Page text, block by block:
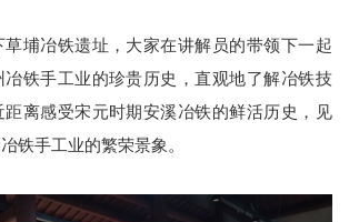
草埔冶铁遗址，大家在讲解员的带领下一起
铁手工业的珍贵历史，直观地了解冶铁技
离感受宋元时期安溪冶铁的鲜活历史，见
铁手工业的繁荣景象。